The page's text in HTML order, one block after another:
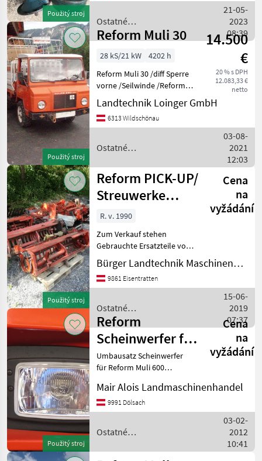
Použitý stroj
Ostatné
poľnohospodárske silové
stroje / Reform
21-05-
2023
08:39
Použitý stroj
Reform Muli 30
14.500
€
20 % s DPH
12.083,33 €
netto
28 kS/21 kW
4202 h
Reform Muli 30 /diff Sperre
vorne /Seilwinde /Reform
Ladewagen /Gögl Brücke
/Bereifung 230/70R16
/vorne Zwilling hinten
poľnohospodárske silové
Landtechnik Loinger GmbH
6313 Wildschönau
Ostatné
stroje / Reform
03-08-
2021
12:03
Použitý stroj
Reform PICK-UP/
Streuwerke
Gebrauchte
Ersatzteile
Cena
na
vyžádání
R. v. 1990
Zum Verkauf stehen
Gebrauchte Ersatzteile von
Reform Ladeaggregaten
und Streuwerk. Auch
komplette Aggregate und
weiteren Fragen stehen
Bürger Landtechnik Maschinenbau
9861 Eisentratten
Ostatné
poľnohospodárske silové
stroje / Reform
15-06-
2019
07:37
Použitý stroj
Reform
Scheinwerfer für
Muli 600
Cena
na
vyžádání
Umbausatz Scheinwerfer
für Reform Muli 600
Maschinenhandel- Dölsach
[phone number removed]
Ostatné poľnohospodárske
Mair Alois Landmaschinenhandel
9991 Dölsach
Ostatné
stroje / Reform
03-02-
2012
10:41